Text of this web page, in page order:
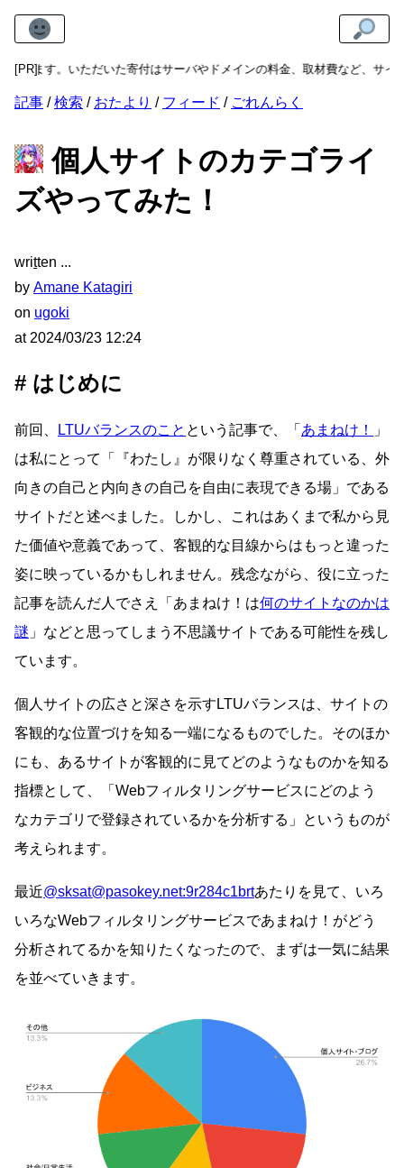
[PR]
す。いただいた寄付はサーバやドメインの料金、取材費など、サイトの
記事 検索 おたより フィード ごれんらく
個人サイトのカテゴライ
ズやってみた！
written
by Amane Katagiri
on ugoki
at 2024/03/23 12:24
はじめに
前回、 LTUバランスのこと という記事で、「 あまねけ！
」
は私にとって「『わたし』が限りなく尊重されている、外
向きの自己と内向きの自己を自由に表現できる場」である
サイトだと述べました。しかし、これはあくまで私から見
た価値や意義であって、客観的な目線からはもっと違った
姿に映っているかもしれません。残念ながら、役に立った
記事を読んだ人でさえ「あまねけ！は何のサイトなのかは
謎 」などと思ってしまう不思議サイトである可能性を残し
ています。
個人サイトの広さと深さを示すLTUバランスは、サイトの
客観的な位置づけを知る一端になるものでした。そのほか
にも、あるサイトが客観的に見てどのようなものかを知る
指標として、「Webフィルタリングサービスにどのよう
なカテゴリで登録されているかを分析する」というものが
考えられます。
最近@sksat@pasokey.net:9r284c1brtあたりを見て、いろ
いろなWebフィルタリングサービスであまねけ！がどう
分析されてるかを知りたくなったので、まずは一気に結果
を並べていきます。